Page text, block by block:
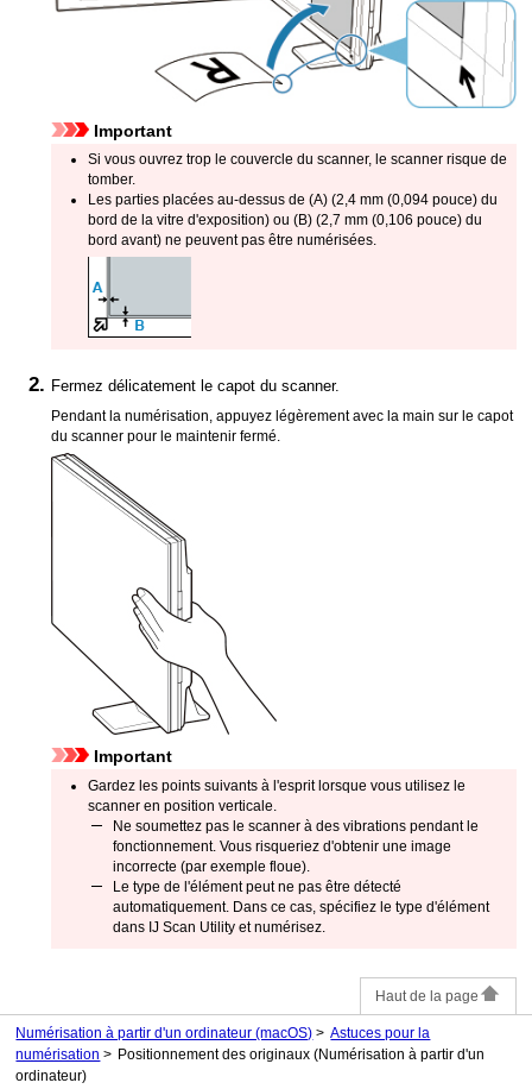
Important
Si vous ouvrez trop le couvercle du scanner, le scannerrisque de
tomber.
Les parties placées au-dessus de (A) (2,4 mm (0,094 pouce) du
bord de la vitre d'exposition) ou (B) (2,7 mm (0,106 pouce) du
bord avant) ne peuvent pas être numérisées.
Fermez délicatement lecapot du scanner.
Pendant la numérisation, appuyez légèrement avec la main sur lecapot
du scanner pour le maintenir fermé.
Important
Gardez les points suivants à l'esprit lorsque vous utilisez le
scanner en position verticale.
Ne soumettez pas le scanner à des vibrations pendant le
fonctionnement. Vous risqueriez d'obtenir une image
incorrecte (par exemple floue).
Le type de l'élément peut ne pas être détecté
automatiquement. Dans ce cas, spécifiez le type d'élément
dans IJ Scan Utilityet numérisez.
Haut de la page
Numérisation à partir d'un ordinateur (macOS)
Astuces pour la
numérisation
Positionnement des originaux (Numérisation à partir d'un
ordinateur)